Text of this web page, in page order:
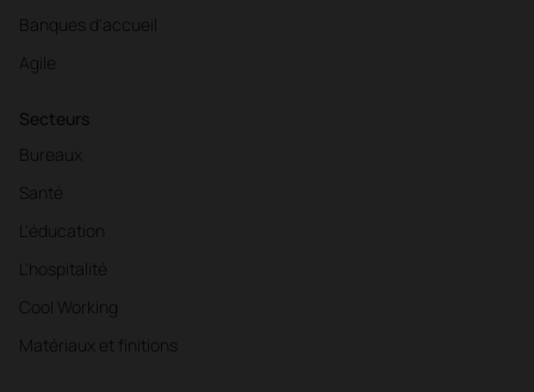
Banques d'accueil
Agile
Secteurs
Bureaux
Santé
L'éducation
L'hospitalité
Cool Working
Matériaux et finitions